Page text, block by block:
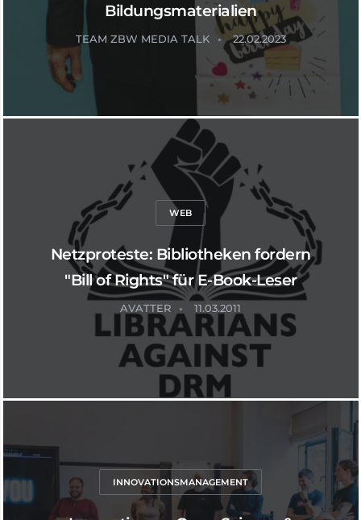
Bildungsmaterialien
TEAM ZBW MEDIA TALK 22.02.2023
WEB
Netzproteste: Bibliotheken fordern
"Bill of Rights" für E-Book-Leser
AVATTER 11.03.2011
INNOVATIONSMANAGEMENT